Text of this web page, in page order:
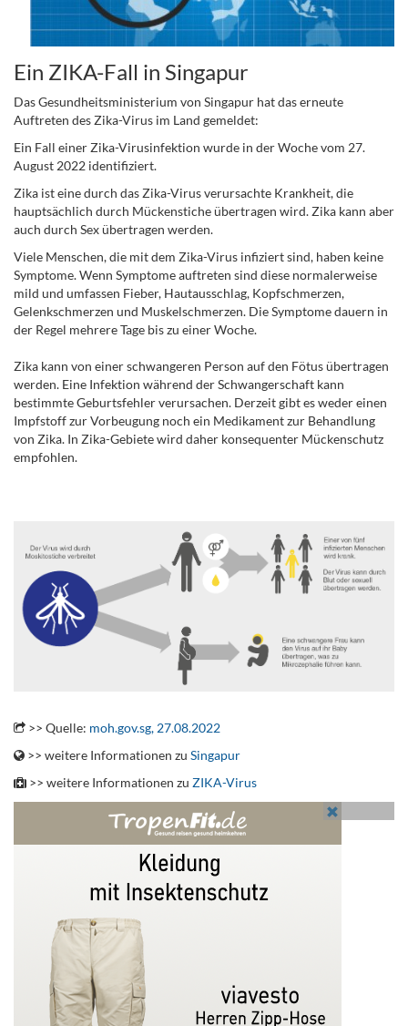
Ein ZIKA-Fall in Singapur
Das Gesundheitsministerium von Singapur hat das erneute
Auftreten des Zika-Virus im Land gemeldet:
Ein Fall einer Zika-Virusinfektion wurde in der Woche vom 27.
August 2022 identifiziert.
Zika ist eine durch das Zika-Virus verursachte Krankheit, die
hauptsächlich durch Mückenstiche übertragen wird. Zika kann aber
auch durch Sex übertragen werden.
Viele Menschen, die mit dem Zika-Virus infiziert sind, haben keine
Symptome. Wenn Symptome auftreten sind diese normalerweise
mild und umfassen Fieber, Hautausschlag, Kopfschmerzen,
Gelenkschmerzen und Muskelschmerzen. Die Symptome dauern in
der Regel mehrere Tage bis zu einer Woche.
Zika kann von einer schwangeren Person auf den Fötus übertragen
werden. Eine Infektion während der Schwangerschaft kann
bestimmte Geburtsfehler verursachen. Derzeit gibt es weder einen
Impfstoff zur Vorbeugung noch ein Medikament zur Behandlung
von Zika. In Zika-Gebiete wird daher konsequenter Mückenschutz
empfohlen.
>> Quelle: moh.gov.sg, 27.08.2022
>> weitere Informationen zu Singapur
>> weitere Informationen zu ZIKA-Virus